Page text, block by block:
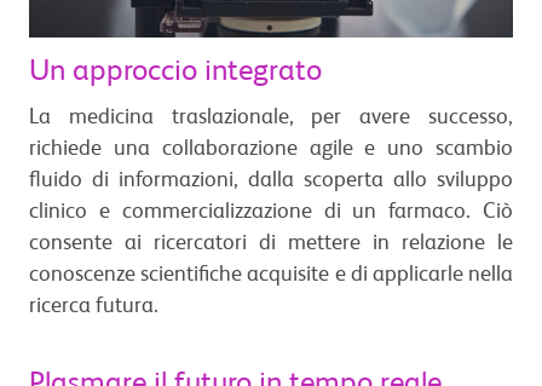
Un approccio integrato
La medicina traslazionale, per avere successo,
richiede una collaborazione agile e uno scambio
fluido di informazioni, dalla scoperta allo sviluppo
clinico e commercializzazione di un farmaco. Ciò
consente ai ricercatori di mettere in relazione le
conoscenze scientifiche acquisite e di applicarle nella
ricerca futura.